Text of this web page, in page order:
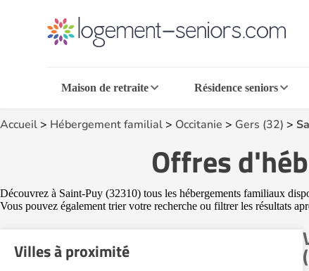
Maison de retraite Résidence seniors
Accueil> Hébergement familial> Occitanie > Gers (32) >
Offres
Découvrez à Saint-Puy (32310) tous les hébergements familiaux
Vous pouvez également trier votre recherche ou filtrer les résultats
Villes à proximité